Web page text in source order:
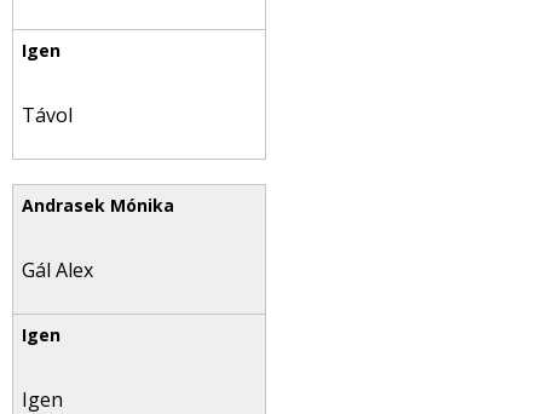
Távol
Gál Alex
Igen